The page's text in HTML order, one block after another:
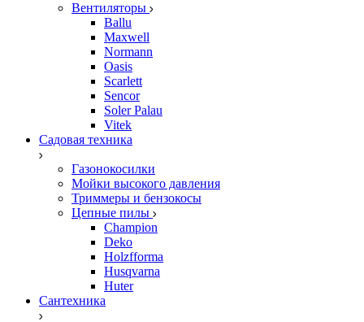
Вентиляторы
Ballu
Maxwell
Normann
Oasis
Scarlett
Sencor
Soler Palau
Vitek
Садовая техника
Газонокосилки
Мойки высокого давления
Триммеры и бензокосы
Цепные пилы
Champion
Deko
Holzfforma
Husqvarna
Huter
Сантехника